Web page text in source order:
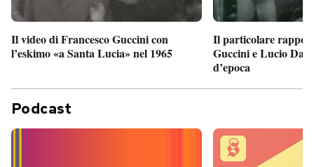
Il video di Francesco Guccini con
l’eskimo «a Santa Lucia» nel 1965
Il particolare
Guccini e Lucio
d’epoca
Podcast